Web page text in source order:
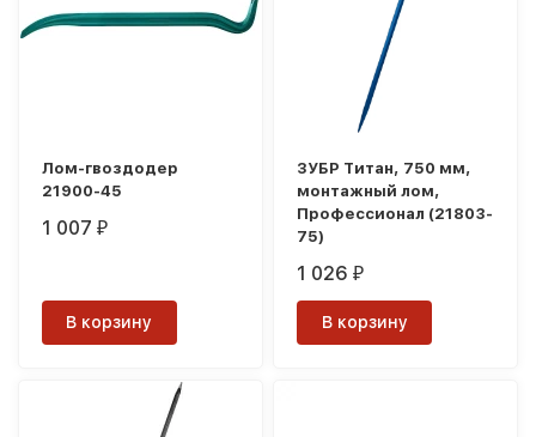
Лом-гвоздодер
21900-45
1 007₽
В корзину
ЗУБР Титан, 750 мм,
монтажный лом,
Профессионал (21803-
75)
1 026₽
В корзину